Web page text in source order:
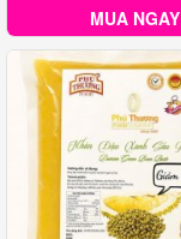
MUA NGAY